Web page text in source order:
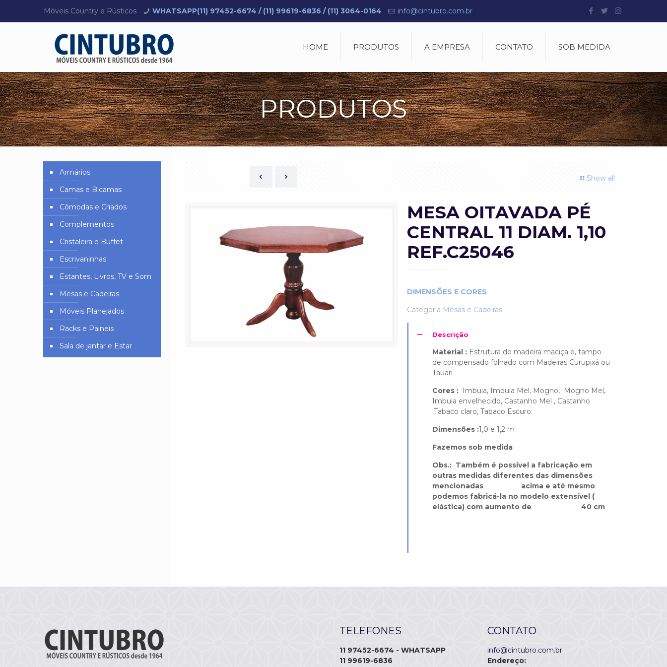
Móveis Country e Rústicos WHATSAPP(11) 97452-6674 / (11) 99619-6836 / (11) 3064-0164 info@cintubro.com.br
HOME PRODUTOS A EMPRESA CONTATO SOB MEDIDA
PRODUTOS
Show all
MESA OITAVADA PÉ
CENTRAL 11 DIAM. 1,10
REF.C25046
DIMENSÕES E CORES
Categoria Mesas e Cadeiras
Descrição
Material : Estrutura de madeira maciça e, tampo
de compensado folhado com Madeiras Curupixá ou
Tauari
Cores : Imbuia, Imbuia Mel, Mogno, Mogno Mel,
Imbuia envelhecido, Castanho Mel , Castanho
,Tabaco claro, Tabaco Escuro.
Dimensões :1,0 e 1,2 m
Fazemos sob medida
Obs.: Também é possível a fabricação em
outras medidas diferentes das dimensões
mencionadas acima e até mesmo
podemos fabricá-la no modelo extensível (
elástica) com aumento de 40 cm
Armários
Camas e Bicamas
Cômodas e Criados
Complementos
Cristaleira e Buffet
Escrivaninhas
Estantes, Livros, TV e Som
Mesas e Cadeiras
Móveis Planejados
Racks e Paineis
Sala de jantar e Estar
TELEFONES
11 97452-6674 - WHATSAPP
11 99619-6836
CONTATO
info@cintubro.com.br
Endereço: